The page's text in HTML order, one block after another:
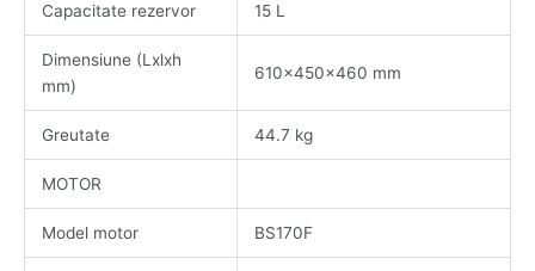
Capacitate rezervor 15 L
Dimensiune (Lxlxh
mm)
610x450x460 mm
Greutate 44.7 kg
MOTOR
Model motor BS170F